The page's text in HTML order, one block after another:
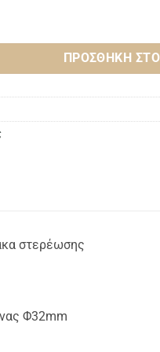
πλάκα στερέωσης ποσότητα
ΠΡΟΣΘΉΚΗ ΣΤΟ
στερέωσης
Φ32mm